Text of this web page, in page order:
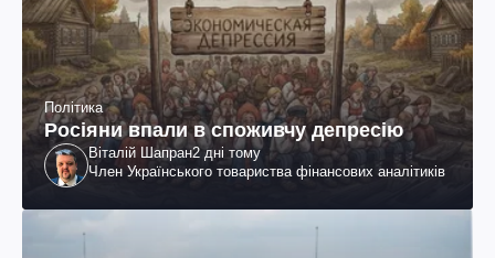
Політика
Росіяни впали в споживчу депресію
Віталій Шапран2 дні тому
Член Українського товариства фінансових аналітиків